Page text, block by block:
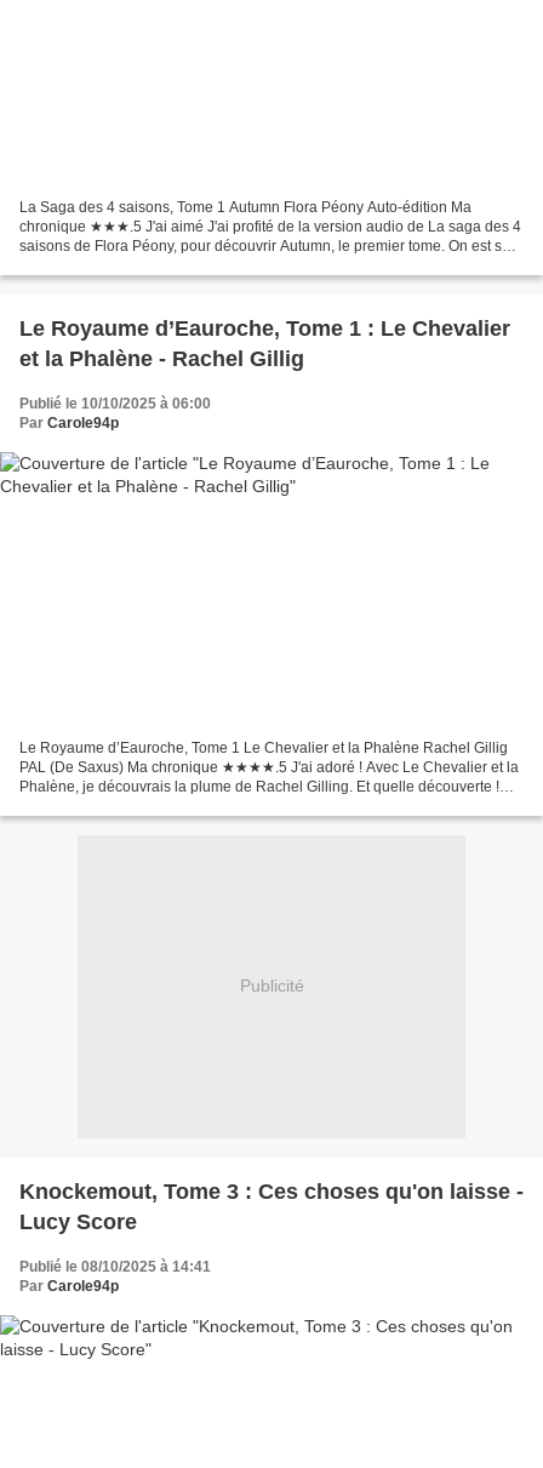
La Saga des 4 saisons, Tome 1 Autumn Flora Péony Auto-édition Ma
chronique ★★★.5 J'ai aimé J'ai profité de la version audio de La saga des 4
saisons de Flora Péony, pour découvrir Autumn, le premier tome. On est sur
Le Royaume d’Eauroche, Tome 1 : Le Chevalier
et la Phalène - Rachel Gillig
Publié le 10/10/2025 à 06:00
Par Carole94p
Le Royaume d’Eauroche, Tome 1 Le Chevalier et la Phalène Rachel Gillig
PAL (De Saxus) Ma chronique ★★★★.5 J'ai adoré ! Avec Le Chevalier et la
Phalène, je découvrais la plume de Rachel Gilling. Et quelle découverte !
Publicité
Knockemout, Tome 3 : Ces choses qu'on laisse -
Lucy Score
Publié le 08/10/2025 à 14:41
Par Carole94p